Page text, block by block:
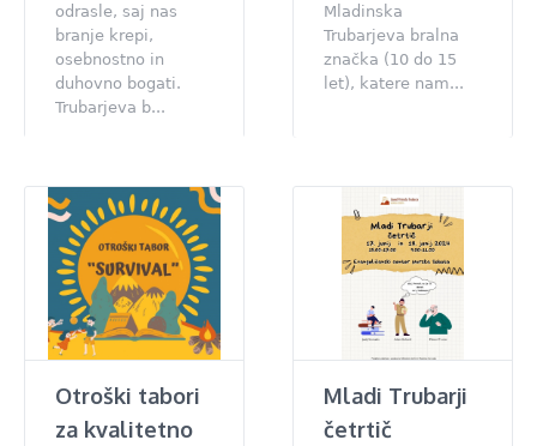
odrasle, saj nas
branje krepi,
osebnostno in
duhovno bogati.
Trubarjeva b...
Mladinska
Trubarjeva bralna
značka (10 do 15
let), katere nam...
Otroški tabori
za kvalitetno
Mladi Trubarji
četrtič